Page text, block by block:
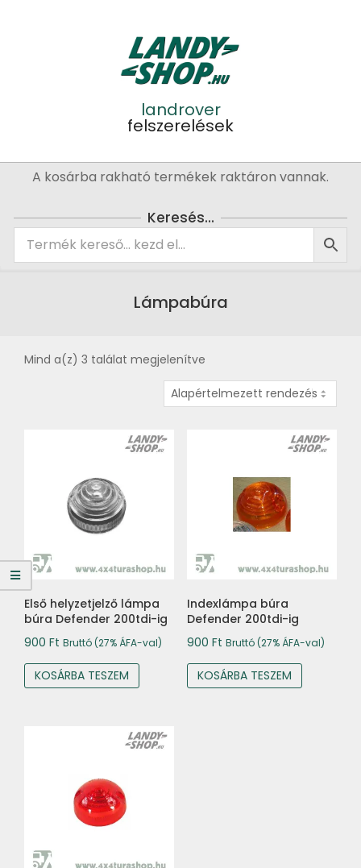
landrover
felszerelések
PrimaryA kosárba rakható termékek raktáron vannak.
Keresés…
Lámpabúra
Mind a(z) 3 találat megjelenítve
Első helyzetjelző lámpa
búra Defender 200tdi-ig
900 Ft Bruttó (27% ÁFA-val)
KOSÁRBA TESZEM
Indexlámpa búra
Defender 200tdi-ig
900 Ft Bruttó (27% ÁFA-val)
KOSÁRBA TESZEM